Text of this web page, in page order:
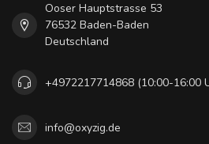
Ooser Hauptstrasse 53
76532 Baden-Baden
Deutschland
+4972217714868 (10:00-16:00
info@oxyzig.de